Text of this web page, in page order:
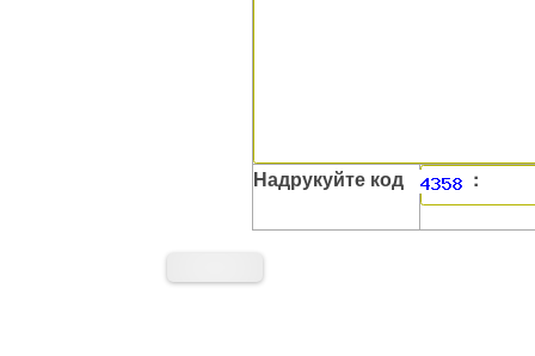
Надрукуйте код :